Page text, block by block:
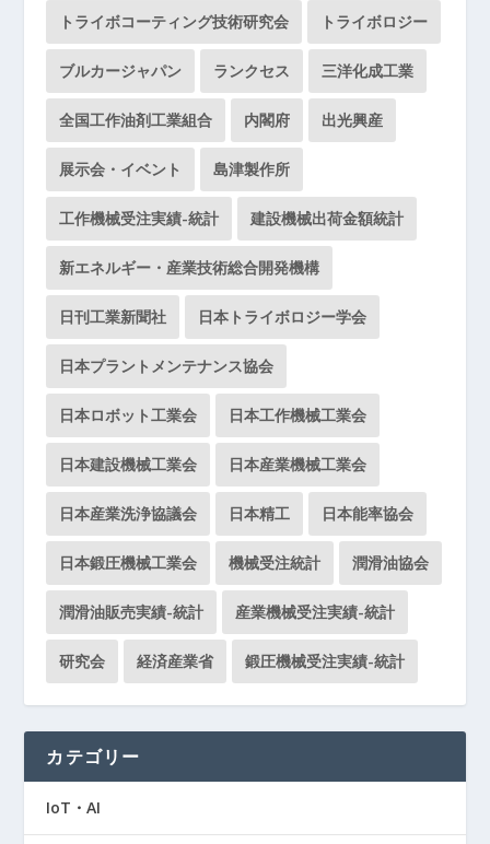
トライボコーティング技術研究会 トライボロジー
ブルカージャパン ランクセス 三洋化成工業
全国工作油剤工業組合 内閣府 出光興産
展示会・イベント 島津製作所
工作機械受注実績-統計 建設機械出荷金額統計
新エネルギー・産業技術総合開発機構
日刊工業新聞社 日本トライボロジー学会
日本プラントメンテナンス協会
日本ロボット工業会 日本工作機械工業会
日本建設機械工業会 日本産業機械工業会
日本産業洗浄協議会 日本精工 日本能率協会
日本鍛圧機械工業会 機械受注統計 潤滑油協会
潤滑油販売実績-統計 産業機械受注実績-統計
研究会 経済産業省 鍛圧機械受注実績-統計
カテゴリー
IoT・AI